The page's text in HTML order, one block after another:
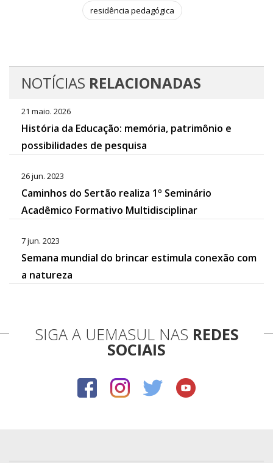
residência pedagógica
NOTÍCIAS RELACIONADAS
21 maio. 2026
História da Educação: memória, patrimônio e
possibilidades de pesquisa
26 jun. 2023
Caminhos do Sertão realiza 1º Seminário
Acadêmico Formativo Multidisciplinar
7 jun. 2023
Semana mundial do brincar estimula conexão com
a natureza
SIGA A UEMASUL NAS REDES
SOCIAIS